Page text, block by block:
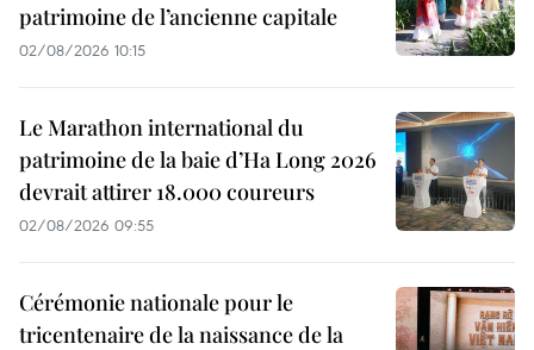
patrimoine de l’ancienne capitale
02/08/2026 10:15
Le Marathon international du
patrimoine de la baie d’Ha Long 2026
devrait attirer 18.000 coureurs
02/08/2026 09:55
Cérémonie nationale pour le
tricentenaire de la naissance de la